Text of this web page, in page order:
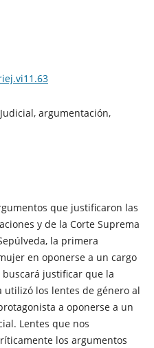
argumentación,
que justificaron las
y de la Corte Suprema
la primera
en oponerse a un cargo
buscará justificar que la
utilizó los lentes de género al
a oponerse a un
Lentes que nos
los argumentos